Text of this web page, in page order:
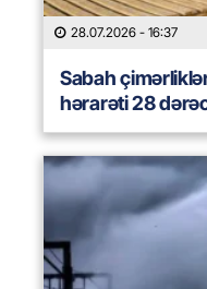
28.07.2026 - 16:37
Sabah
hərarəti 28